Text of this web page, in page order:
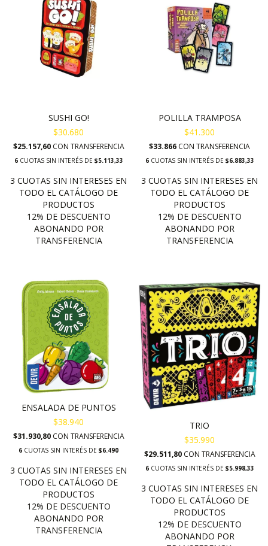
SUSHI GO!
$30.680
$25.157,60 CON TRANSFERENCIA
6CUOTAS SIN INTERÉS DE $5.113,33
POLILLA TRAMPOSA
$41.300
$33.866 CON TRANSFERENCIA
6CUOTAS SIN INTERÉS DE $6.883,33
ENSALADA DE PUNTOS
$38.940
$31.930,80 CON TRANSFERENCIA
6 CUOTAS SIN INTERÉS DE $6.490
TRIO
$35.990
$29.511,80 CON TRANSFERENCIA
6CUOTAS SIN INTERÉS DE $5.998,33